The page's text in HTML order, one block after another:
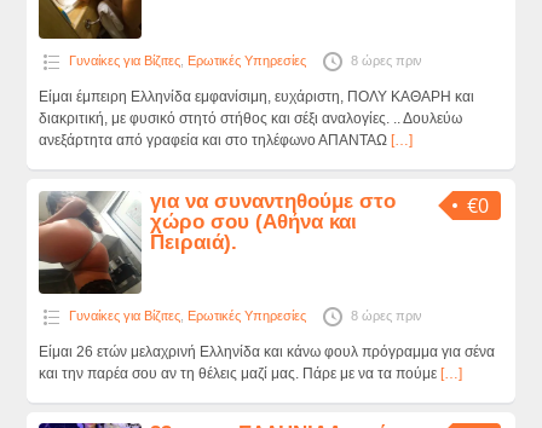
Γυναίκες για Βίζιτες, Ερωτικές Υπηρεσίες 8 ώρες πριν
Είμαι έμπειρη Ελληνίδα εμφανίσιμη, ευχάριστη, ΠΟΛΥ ΚΑΘΑΡΗ και
διακριτική, με φυσικό στητό στήθος και σέξι αναλογίες. .. Δουλεύω
ανεξάρτητα από γραφεία και στο τηλέφωνο ΑΠΑΝΤΑΩ […]
€0
για να συναντηθούμε στο
χώρο σου (Αθήνα και
Πειραιά).
Γυναίκες για Βίζιτες, Ερωτικές Υπηρεσίες 8 ώρες πριν
Είμαι 26 ετών μελαχρινή Ελληνίδα και κάνω φουλ πρόγραμμα για σένα
και την παρέα σου αν τη θέλεις μαζί μας. Πάρε με να τα πούμε […]